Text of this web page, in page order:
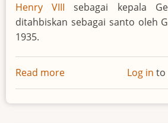
Henry VIII sebagai kepala
ditahbiskan sebagai santo oleh
1935.
Read more
Thomas
More
Log in to